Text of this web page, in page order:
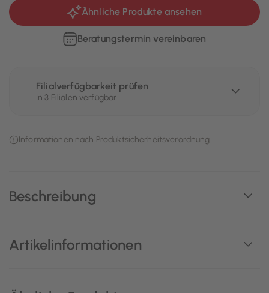
Beschreibung
Artikelinformationen
Ähnliche Produkte ansehen
Beratungstermin vereinbaren
Filialverfügbarkeit prüfen
In 3 Filialen verfügbar
Informationen nach Produktsicherheitsverordnung